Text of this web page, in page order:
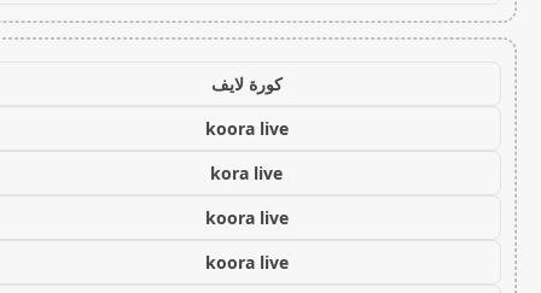
كورة لايف
koora live
kora live
koora live
koora live